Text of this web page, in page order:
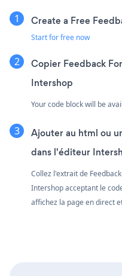
Create a Free
Start for free now
Copier Feedback
Intershop
Your code block will be
Ajouter au html ou
dans l'éditeur
Collez l'extrait de
Intershop acceptant le
affichez la page en direct